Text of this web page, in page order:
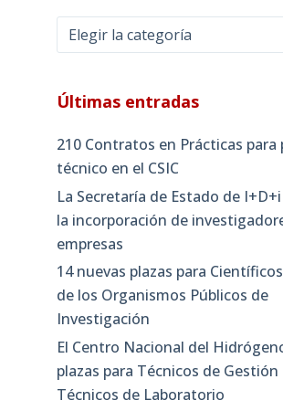
Categorías
Últimas entradas
210 Contratos en Prácticas para
técnico en el CSIC
La Secretaría de Estado de
la incorporación de
empresas
14 nuevas plazas para
de los Organismos Públicos de
Investigación
El Centro Nacional del
plazas para Técnicos de
Técnicos de Laboratorio